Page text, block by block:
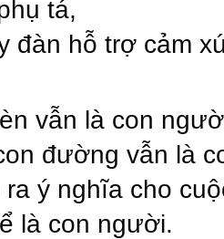
tá,
đàn hỗ trợ cảm
vẫn là con
đường vẫn là
ý nghĩa cho
là con người.